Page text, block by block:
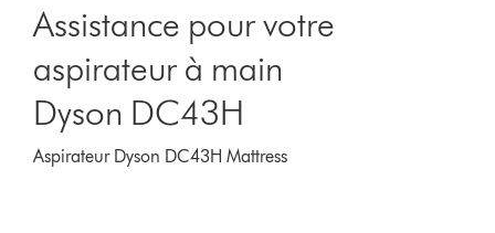
Assistance pour votre
aspirateur à main
Dyson DC43H
Aspirateur Dyson DC43H Mattress